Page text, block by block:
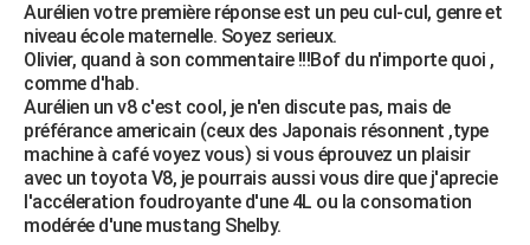
Aurélien votre première réponse est un peu cul-cul, genre et
niveau école maternelle. Soyez serieux.
Olivier, quand à son commentaire !!!Bof du n'importe quoi ,
comme d'hab.
Aurélien un v8 c'est cool, je n'en discute pas, mais de
préférance americain (ceux des Japonais résonnent ,type
machine à café voyez vous) si vous éprouvez un plaisir
avec un toyota V8, je pourrais aussi vous dire que j'aprecie
l'accéleration foudroyante d'une 4L ou la consomation
modérée d'une mustang Shelby.